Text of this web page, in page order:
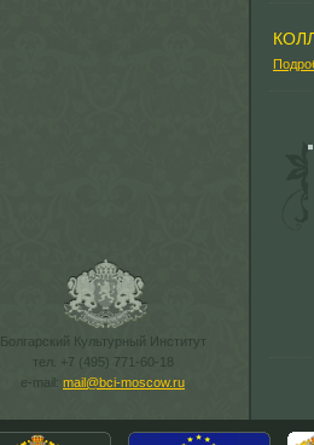
Болгарский Культурный Институт
тел. +7 (495) 771-60-18
e-mail: mail@bci-moscow.ru